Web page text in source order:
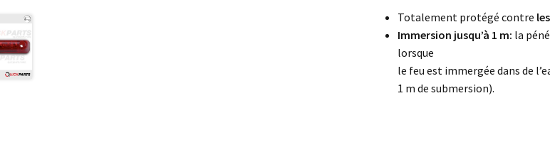
Totalement protégé contre
Immersion jusqu’à 1 m: la
lorsque
le feu est immergée dans de
1 m de submersion).